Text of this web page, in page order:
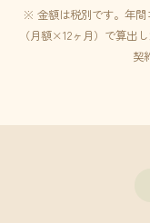
※ 金額は税別です。年間
（月額×12ヶ月）で算出
契